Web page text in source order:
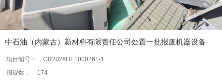
中石油（内蒙古）新材料有限责任公司处置一批报废机器设备
项目编号：
GR2026HE1000261-1
围观数：
174